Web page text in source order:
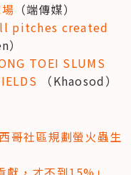
（端傳媒）
pitches created
）
TOEI SLUMS
（Khaosod）
哥社區規劃螢火蟲生